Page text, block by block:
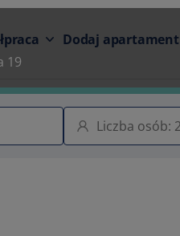
Dodaj apartament
19